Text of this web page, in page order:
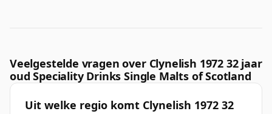
Veelgestelde vragen over Clynelish 1972 32 jaar
oud Speciality Drinks Single Malts of Scotland
Uit welke regio komt Clynelish 1972 32